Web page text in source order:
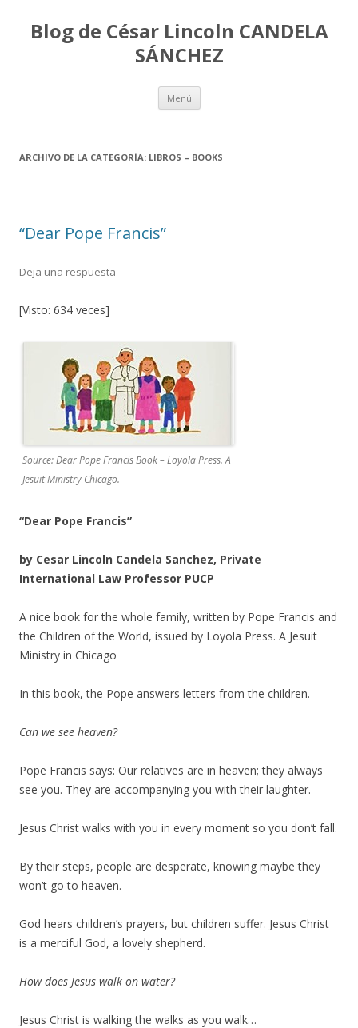
Blog de César Lincoln CANDELA
SÁNCHEZ
Menú Ir
contenido
ARCHIVO DE LA CATEGORÍA: LIBROS – BOOKS
“Dear Pope Francis”
Deja una respuesta
[Visto: 634 veces]
Source: Dear Pope Francis Book – Loyola Press. A
Jesuit Ministry Chicago.
“Dear Pope Francis”
by Cesar Lincoln Candela Sanchez, Private
International Law Professor PUCP
A nice book for the whole family, written by Pope Francis and
the Children of the World, issued by Loyola Press. A Jesuit
Ministry in Chicago
In this book, the Pope answers letters from the children.
Can we see heaven?
Pope Francis says: Our relatives are in heaven; they always
see you. They are accompanying you with their laughter.
Jesus Christ walks with you in every moment so you don’t fall.
By their steps, people are desperate, knowing maybe they
won’t go to heaven.
God hears children’s prayers, but children suffer. Jesus Christ
is a merciful God, a lovely shepherd.
How does Jesus walk on water?
Jesus Christ is walking the walks as you walk…